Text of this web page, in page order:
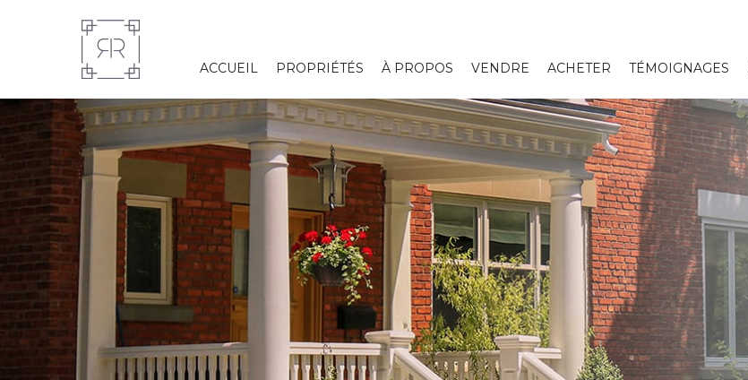
ACCUEIL PROPRIÉTÉS À PROPOS VENDRE ACHETER TÉMOIGNAGES